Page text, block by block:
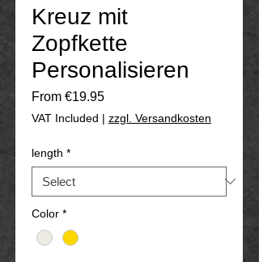
Kreuz mit
Zopfkette
Personalisieren
From €19.95Sale
VAT Included | zzgl. Versandkosten
length *
Color *